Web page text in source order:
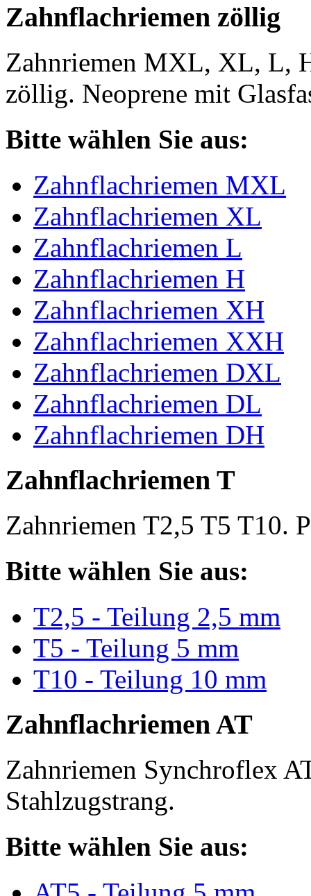
Zahnflachriemen zöllig
Zahnriemen MXL, XL, L,
zöllig. Neoprene mit
Bitte wählen Sie aus:
Zahnflachriemen MXL
Zahnflachriemen XL
Zahnflachriemen L
Zahnflachriemen H
Zahnflachriemen XH
Zahnflachriemen XXH
Zahnflachriemen DXL
Zahnflachriemen DL
Zahnflachriemen DH
Zahnflachriemen T
Zahnriemen T2,5 T5 T10.
Bitte wählen Sie aus:
T2,5 - Teilung 2,5 mm
T5 - Teilung 5 mm
T10 - Teilung 10 mm
Zahnflachriemen AT
Zahnriemen Synchroflex
Stahlzugstrang.
Bitte wählen Sie aus: